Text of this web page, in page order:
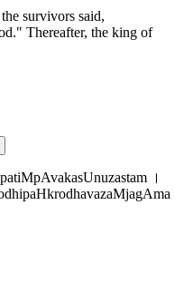
survivors said,
Thereafter, the king of
।